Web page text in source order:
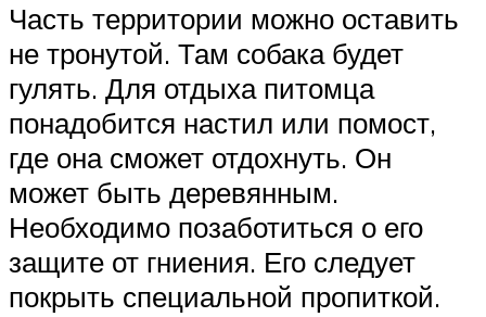
Часть территории можно оставить
не тронутой. Там собака будет
гулять. Для отдыха питомца
понадобится настил или помост,
где она сможет отдохнуть. Он
может быть деревянным.
Необходимо позаботиться о его
защите от гниения. Его следует
покрыть специальной пропиткой.